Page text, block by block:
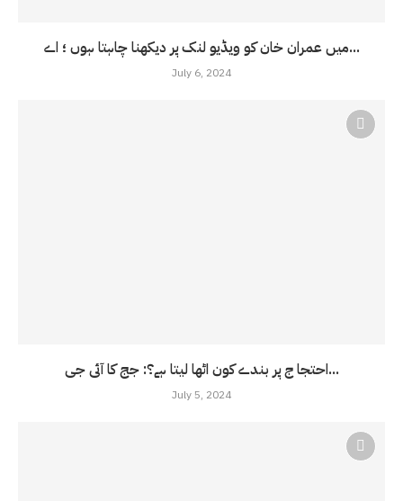
میں عمران خان کو ویڈیو لنک پر دیکھنا چاہتا ہوں ؛ اے...
July 6, 2024
احتجا ج پر بندے کون اٹھا لیتا ہے؟: جج کا آئی جی...
July 5, 2024